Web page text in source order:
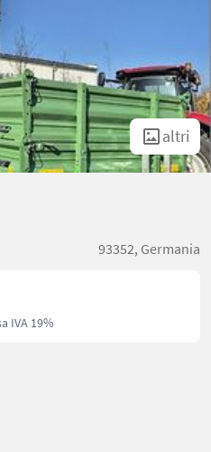
altri
93352, Germania
IVA 19%